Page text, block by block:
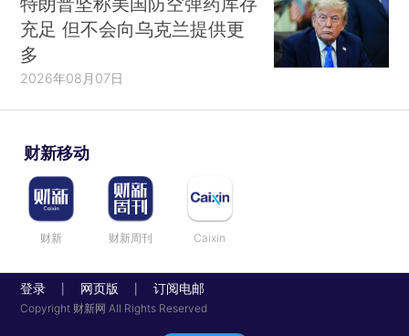
充足 但不会向乌克兰提供更
多
2026年08月07日
财新移动
财新 财新周刊 Caixin
登录 网页版 订阅电邮
Copyright 财新网 All Rights Reserved